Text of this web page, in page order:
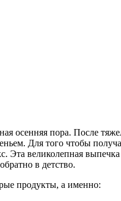
осенняя пора. После
Для того чтобы
Эта великолепная
в детство.
продукты, а именно: